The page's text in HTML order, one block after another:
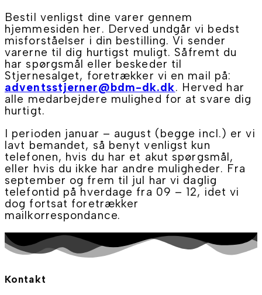
Bestil venligst dine varer gennem
hjemmesiden her. Derved undgår vi bedst
misforståelser i din bestilling. Vi sender
varerne til dig hurtigst muligt. Såfremt du
har spørgsmål eller beskeder til
Stjernesalget, foretrækker vi en mail på:
adventsstjerner@bdm-dk.dk. Herved har
alle medarbejdere mulighed for at svare dig
hurtigt.
I perioden januar – august (begge incl.) er vi
lavt bemandet, så benyt venligst kun
telefonen, hvis du har et akut spørgsmål,
eller hvis du ikke har andre muligheder. Fra
september og frem til jul har vi daglig
telefontid på hverdage fra 09 – 12, idet vi
dog fortsat foretrækker
mailkorrespondance.
Kontakt